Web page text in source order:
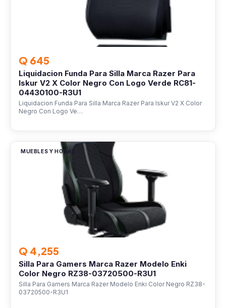
Q 645
Liquidacion Funda Para Silla Marca Razer Para
Iskur V2 X Color Negro Con Logo Verde RC81-
04430100-R3U1
Liquidacion Funda Para Silla Marca Razer Para Iskur V2 X Color
Negro Con Logo Ve…
MUEBLES Y HOGAR
Q 4,255
Silla Para Gamers Marca Razer Modelo Enki
Color Negro RZ38-03720500-R3U1
Silla Para Gamers Marca Razer Modelo Enki Color Negro RZ38-
03720500-R3U1